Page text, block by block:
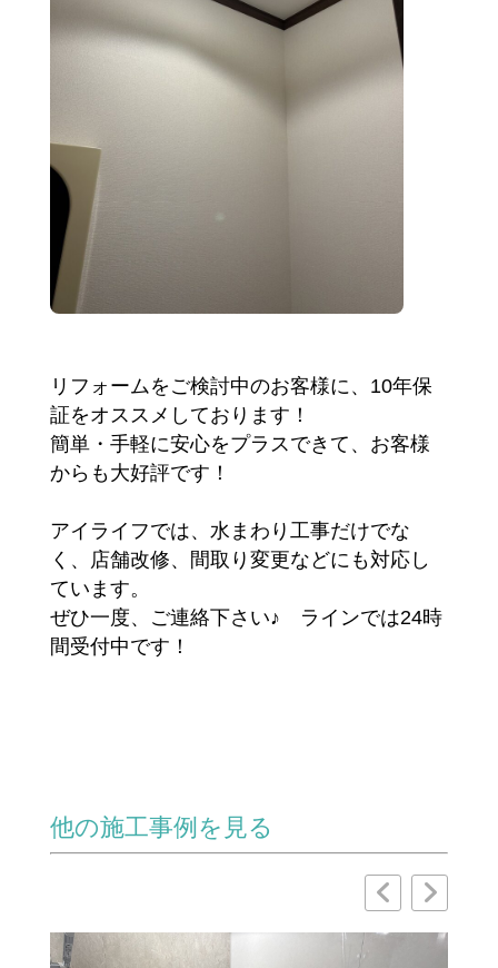
リフォームをご検討中のお客様に、10年保
証をオススメしております！
簡単・手軽に安心をプラスできて、お客様
からも大好評です！
アイライフでは、水まわり工事だけでな
く、店舗改修、間取り変更などにも対応し
ています。
ぜひ一度、ご連絡下さい♪ ラインでは24時
間受付中です！
他の施工事例を見る